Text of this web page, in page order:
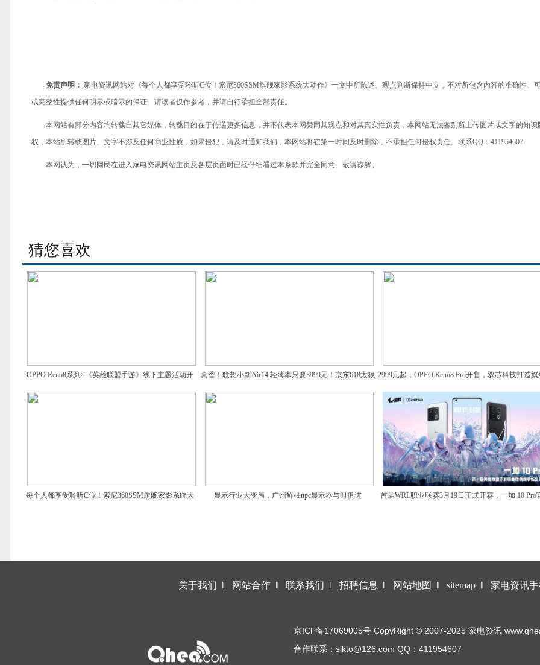
免责声明： 家电资讯网站对《每个人都享受聆听C位！索尼360SSM旗舰家影系统大动作》一文中所陈述、观点判断保持中立，不对所包含内容的准确性、
或完整性提供任何明示或暗示的保证。请读者仅作参考，并请自行承担全部责任。
本网站有部分内容均转载自其它媒体，转载目的在于传递更多信息，并不代表本网赞同其观点和对其真实性负责，本网站无法鉴别所上传图片或文字的知识
权，本站所转载图片、文字不涉及任何商业性质，如果侵犯，请及时通知我们，本网站将在第一时间及时删除，不承担任何侵权责任。联系QQ：411954607
本网认为，一切网民在进入家电资讯网站主页及各层页面时已经仔细看过本条款并完全同意。敬请谅解。
猜您喜欢
OPPO Reno8系列×《英雄联盟手游》线下主题活动开
启，零距离感受电竞乐趣
真香！联想小新Air14 轻薄本只要3999元！京东618太狠
了
2999元起，OPPO Reno8 Pro开售，双芯科技打造
像体验
每个人都享受聆听C位！索尼360SSM旗舰家影系统大 显示行业大变局，广州鲜柚npc显示器与时俱进 首届WRL职业联赛3月19日正式开赛，一加 10 Pro
关于我们 ‖ 网站合作 ‖ 联系我们 ‖ 招聘信息 ‖ 网站地图 ‖ sitemap ‖ 家电资讯
京ICP备17069005号 CopyRight © 2007-2025 家电资讯
合作联系：sikto@126.com QQ：411954607